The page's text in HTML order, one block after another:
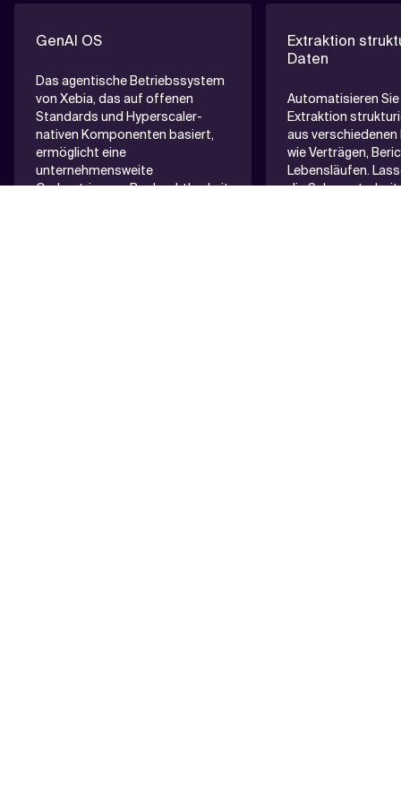
GenAI OS
Das agentische Betriebssystem
von Xebia, das auf offenen
Standards und Hyperscaler-
nativen Komponenten basiert,
ermöglicht eine
unternehmensweite
Orchestrierung, Beobachtbarkeit
Extraktion
Daten
Automatisieren
Extraktion
aus
wie Verträgen,
Lebensläufen.
die Schwerstarbeit